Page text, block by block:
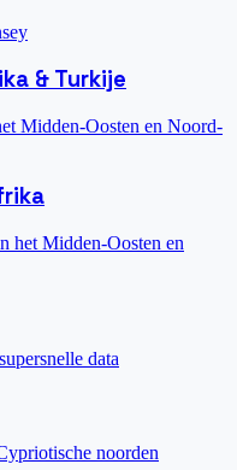
& Turkije
Midden-Oosten en Noord-
het Midden-Oosten en
data
noorden